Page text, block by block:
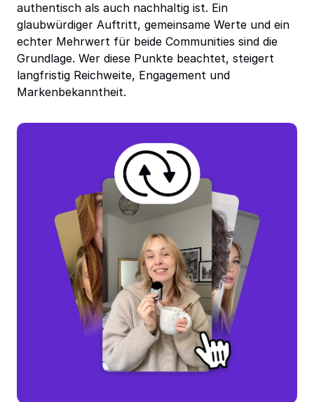
authentisch als auch nachhaltig ist. Ein
glaubwürdiger Auftritt, gemeinsame Werte und ein
echter Mehrwert für beide Communities sind die
Grundlage. Wer diese Punkte beachtet, steigert
langfristig Reichweite, Engagement und
Markenbekanntheit.